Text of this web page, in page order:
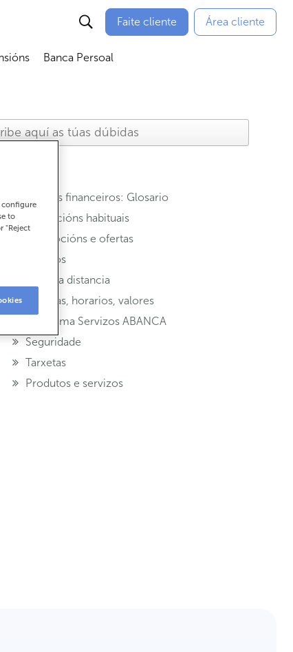
Faite cliente Área cliente
Abrir submenú
Banca Persoal
Termos financeiros: Glosario
Operacións habituais
Promocións e ofertas
Seguros
Banca a distancia
Oficinas, horarios, valores
Programa Servizos ABANCA
Seguridade
Tarxetas
Produtos e servizos
configure
to
"Reject